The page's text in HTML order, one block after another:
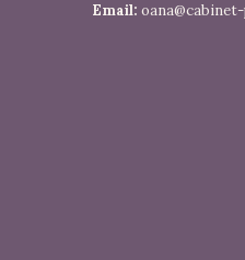
Email: